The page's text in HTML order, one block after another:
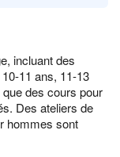
incluant des
11 ans, 11-13
des cours pour
Des ateliers de
hommes sont